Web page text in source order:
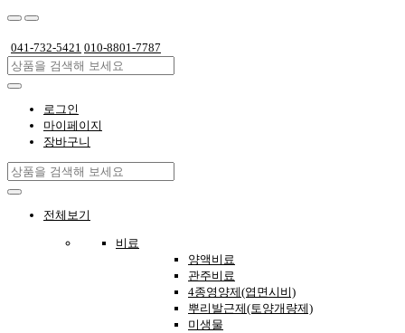
041-732-5421 010-8801-7787
로그인
마이페이지
장바구니
전체보기
비료
양액비료
관주비료
4종영양제(엽면시비)
뿌리발근제(토양개량제)
미생물